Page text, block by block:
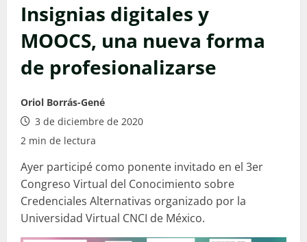
Insignias digitales y
MOOCS, una nueva forma
de profesionalizarse
Oriol Borrás-Gené
3 de diciembre de 2020
2 min de lectura
Ayer participé como ponente invitado en el 3er
Congreso Virtual del Conocimiento sobre
Credenciales Alternativas organizado por la
Universidad Virtual CNCI de México.